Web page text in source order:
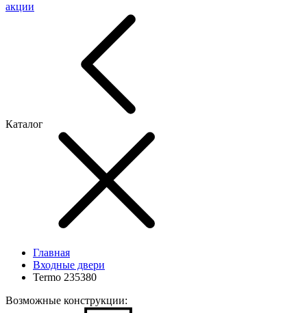
акции
Каталог
Главная
Входные двери
Termo 235380
Возможные конструкции: